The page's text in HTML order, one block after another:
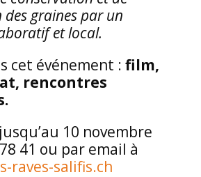
graines par un
et local.
cet événement : film,
rencontres
10 novembre
41 ou par email à
raves-salifis.ch